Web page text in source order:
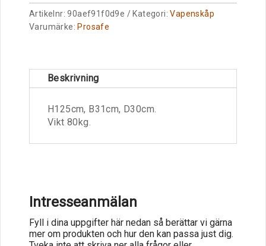
Artikelnr:90aef91f0d9e Kategori:Vapenskåp
Varumärke: Prosafe
Beskrivning
H125cm, B31cm, D30cm.
Vikt 80kg.
Intresseanmälan
Fyll i dina uppgifter här nedan så berättar vi gärna
mer om produkten och hur den kan passa just dig.